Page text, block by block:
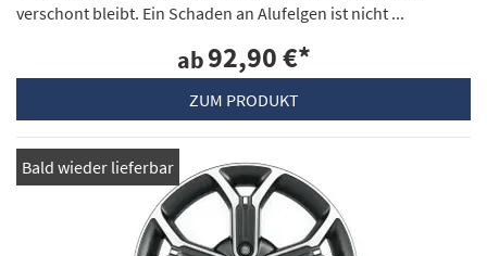
verschont bleibt. Ein Schaden an Alufelgen ist nicht ...
ab92,90 €*
ZUM PRODUKT
Bald wieder lieferbar